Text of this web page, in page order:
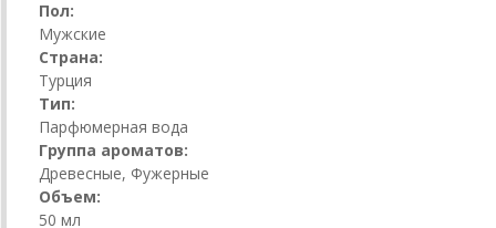
Пол:
Мужские
Страна:
Турция
Тип:
Парфюмерная вода
Группа ароматов:
Древесные, Фужерные
Объем:
50 мл